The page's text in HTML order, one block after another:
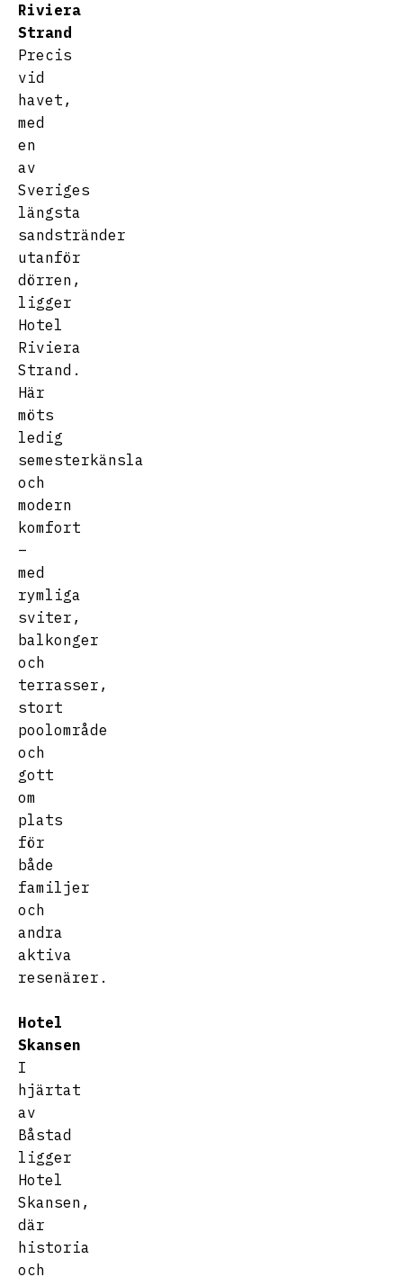
Riviera
Strand
Precis
vid
havet,
med
en
av
Sveriges
längsta
sandstränder
utanför
dörren,
ligger
Hotel
Riviera
Strand.
Här
möts
ledig
semesterkänsla
och
modern
komfort
–
med
rymliga
sviter,
balkonger
och
terrasser,
stort
poolområde
och
gott
om
plats
för
både
familjer
och
andra
aktiva
resenärer.
Hotel
Skansen
I
hjärtat
av
Båstad
ligger
Hotel
Skansen,
där
historia
och